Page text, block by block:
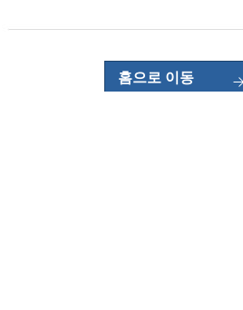
홈으로 이동